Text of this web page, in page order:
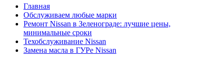
Главная
Обслуживаем любые марки
Ремонт Nissan в Зеленограде: лучшие цены,
минимальные сроки
Техобслуживание Nissan
Замена масла в ГУРе Nissan